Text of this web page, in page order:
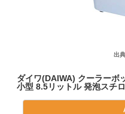
出
ダイワ(DAIWA) クーラーボ
小型 8.5リットル 発泡スチ